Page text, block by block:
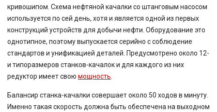
кривошипом. Схема нефтяной качалки со штанговым насосом
используется по сей день, хотя и является одной из первых
конструкций устройств для добычи нефти. Оборудование это
однотипное, поэтому выпускается серийно с соблюдение
стандартов и унификацией деталей. Предусмотрено около 12-
и типоразмеров станков-качалок и для каждого из них
редуктор имеет свою мощность
Балансир станка-качалки совершает около 50 ходов в минуту.
Именно такая скорость должна быть обеспечена на выходном